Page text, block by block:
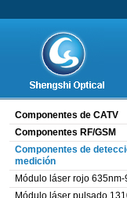
Componentes de CATV
Componentes RF/GSM
Componentes de
medición
Módulo láser rojo
Módulo láser pulsado